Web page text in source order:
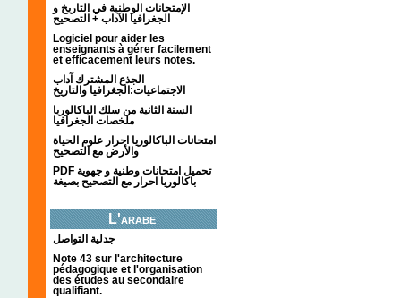
الإمتحانات الوطنية في التاريخ و
الجغرافيا الآداب + التصحيح
Logiciel pour aider les
enseignants à gérer facilement
et efficacement leurs notes.
الجذع المشترك آداب
الاجتماعيات:الجغرافيا والتاريخ
السنة الثانية من سلك الباكالوريا
ملخصات الجغرافيا
امتحانات الباكالوريا احرار علوم الحياة
والأرض مع التصحيح
PDF تحميل امتحانات وطنية و جهوية
باكالوريا احرار مع التصحيح بصيغة
L'arabe
جدلية التواصل
Note 43 sur l'architecture
pédagogique et l'organisation
des études au secondaire
qualifiant.